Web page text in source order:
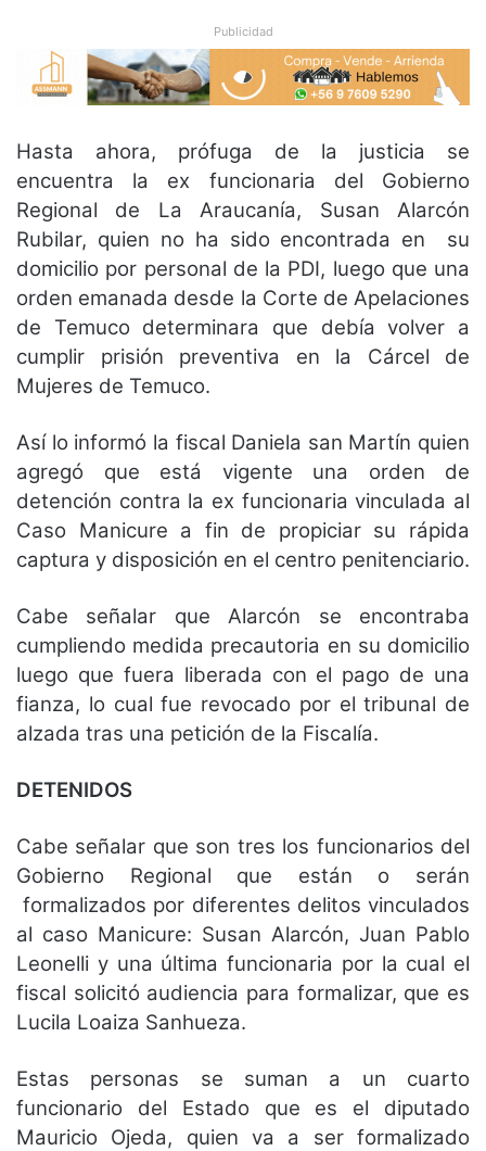
Publicidad
Hasta ahora, prófuga de la justicia se
encuentra la ex funcionaria del Gobierno
Regional de La Araucanía, Susan Alarcón
Rubilar, quien no ha sido encontrada en su
domicilio por personal de la PDI, luego que una
orden emanada desde la Corte de Apelaciones
de Temuco determinara que debía volver a
cumplir prisión preventiva en la Cárcel de
Mujeres de Temuco.
Así lo informó la fiscal Daniela san Martín quien
agregó que está vigente una orden de
detención contra la ex funcionaria vinculada al
Caso Manicure a fin de propiciar su rápida
captura y disposición en el centro penitenciario.
Cabe señalar que Alarcón se encontraba
cumpliendo medida precautoria en su domicilio
luego que fuera liberada con el pago de una
fianza, lo cual fue revocado por el tribunal de
alzada tras una petición de la Fiscalía.
DETENIDOS
Cabe señalar que son tres los funcionarios del
Gobierno Regional que están o serán
formalizados por diferentes delitos vinculados
al caso Manicure: Susan Alarcón, Juan Pablo
Leonelli y una última funcionaria por la cual el
fiscal solicitó audiencia para formalizar, que es
Lucila Loaiza Sanhueza.
Estas personas se suman a un cuarto
funcionario del Estado que es el diputado
Mauricio Ojeda, quien va a ser formalizado